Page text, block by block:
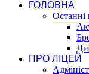
ГОЛОВНА
Останні
ПРО ЛІЦЕЙ